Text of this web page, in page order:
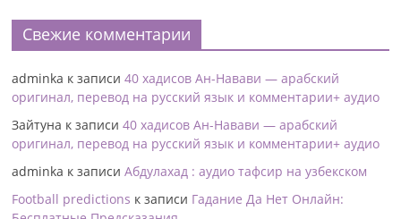
Свежие комментарии
adminka к записи40 хадисов Ан-Навави — арабский
оригинал, перевод на русский язык и комментарии+ аудио
Зайтуна к записи40 хадисов Ан-Навави — арабский
оригинал, перевод на русский язык и комментарии+ аудио
adminka к записиАбдулахад : аудио тафсир на узбекском
Football predictions к записи Гадание Да Нет Онлайн: